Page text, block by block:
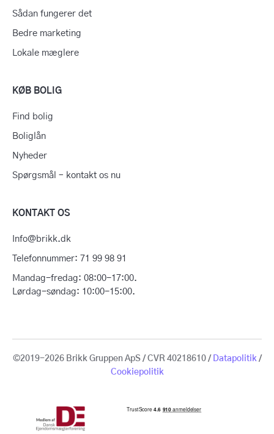
Sådan fungerer det
Bedre marketing
Lokale mæglere
KØB BOLIG
Find bolig
Boliglån
Nyheder
Spørgsmål – kontakt os nu
KONTAKT OS
Info@brikk.dk
Telefonnummer: 71 99 98 91
Mandag-fredag: 08:00-17:00.
Lørdag-søndag: 10:00-15:00.
©2019-2026 Brikk Gruppen ApS / CVR 40218610 / Datapolitik/
Cookiepolitik